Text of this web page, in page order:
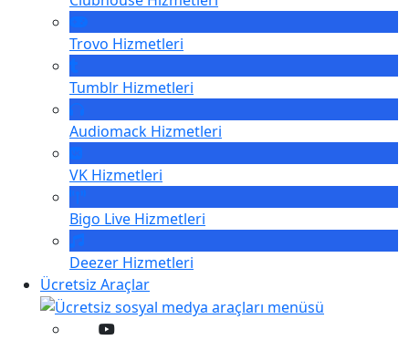
Trovo Hizmetleri
Tumblr Hizmetleri
Audiomack Hizmetleri
VK Hizmetleri
Bigo Live Hizmetleri
Deezer Hizmetleri
Ücretsiz Araçlar